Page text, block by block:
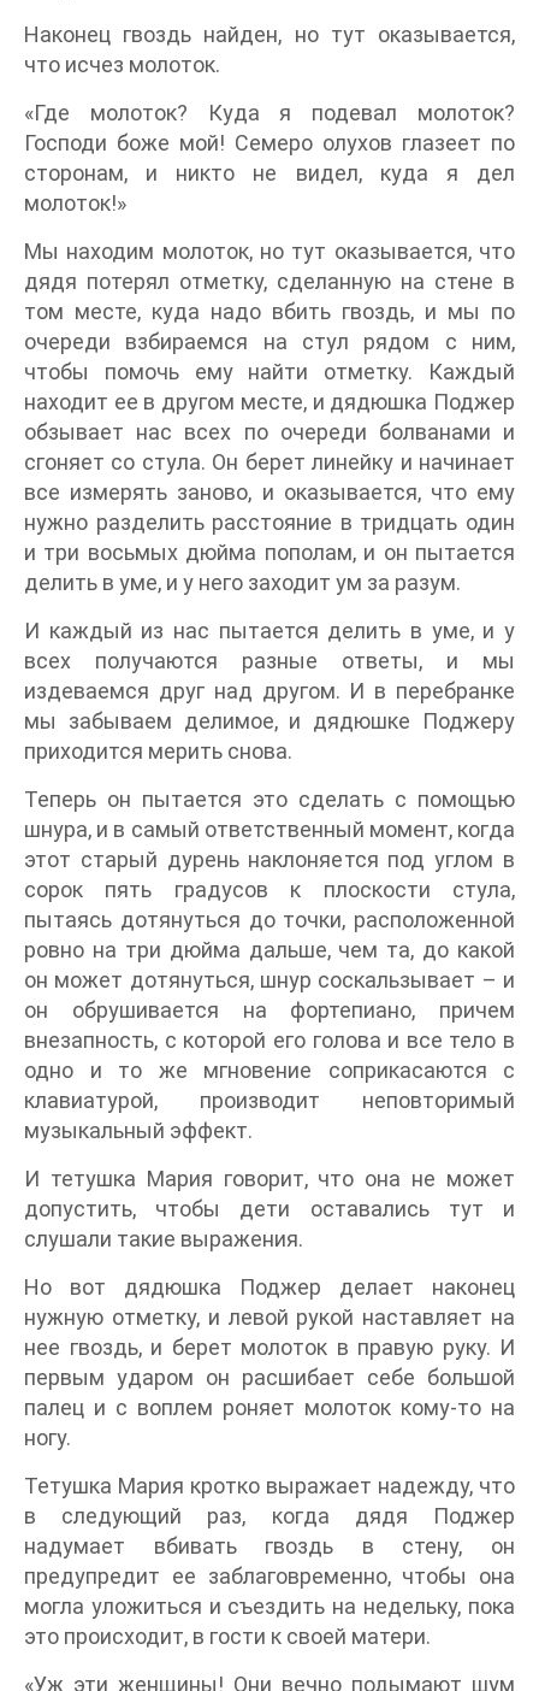
Наконец гвоздь найден, но тут оказывается,
что исчез молоток.
«Где молоток? Куда я подевал молоток?
Господи боже мой! Семеро олухов глазеет по
сторонам, и никто не видел, куда я дел
молоток!»
Мы находим молоток, но тут оказывается, что
дядя потерял отметку, сделанную на стене в
том месте, куда надо вбить гвоздь, и мы по
очереди взбираемся на стул рядом с ним,
чтобы помочь ему найти отметку. Каждый
находит ее в другом месте, и дядюшка Поджер
обзывает нас всех по очереди болванами и
сгоняет со стула. Он берет линейку и начинает
все измерять заново, и оказывается, что ему
нужно разделить расстояние в тридцать один
и три восьмых дюйма пополам, и он пытается
делить в уме, и у него заходит ум за разум.
И каждый из нас пытается делить в уме, и у
всех получаются разные ответы, и мы
издеваемся друг над другом. И в перебранке
мы забываем делимое, и дядюшке Поджеру
приходится мерить снова.
Теперь он пытается это сделать с помощью
шнура, и в самый ответственный момент, когда
этот старый дурень наклоняется под углом в
сорок пять градусов к плоскости стула,
пытаясь дотянуться до точки, расположенной
ровно на три дюйма дальше, чем та, до какой
он может дотянуться, шнур соскальзывает – и
он обрушивается на фортепиано, причем
внезапность, с которой его голова и все тело в
одно и то же мгновение соприкасаются с
клавиатурой, производит неповторимый
музыкальный эффект.
И тетушка Мария говорит, что она не может
допустить, чтобы дети оставались тут и
слушали такие выражения.
Но вот дядюшка Поджер делает наконец
нужную отметку, и левой рукой наставляет на
нее гвоздь, и берет молоток в правую руку. И
первым ударом он расшибает себе большой
палец и с воплем роняет молоток кому-то на
ногу.
Тетушка Мария кротко выражает надежду, что
в следующий раз, когда дядя Поджер
надумает вбивать гвоздь в стену, он
предупредит ее заблаговременно, чтобы она
могла уложиться и съездить на недельку, пока
это происходит, в гости к своей матери.
«Уж эти женщины! Они вечно подымают шум